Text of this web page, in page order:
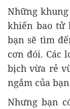
Những
khiến bao tử
bạn sẽ tìm
cơn đói. Các
bịch vừa rẻ
ngắm của
Nhưng bạn